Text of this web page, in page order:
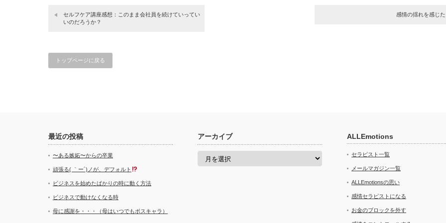
セルフケア講座感想：このまま会社員を続けていってい
いのだろうか？
感情の揺れを感じ
トップページに戻る
最近の投稿
〜ある嫉妬〜からの卒業
頑張る( ｀ー´)ノが、デフォルト
ビジネスを始めたばかりの時に動く方法
ビジネスで動けなくなる時
母に感謝を・・・（母はいつでもボスキャラ）
アーカイブ
ア
ALLEmotions
セラピスト一覧
メールマガジン一覧
ALLEmotionsの思い
感情セラピストになる
お金のブロックを外す